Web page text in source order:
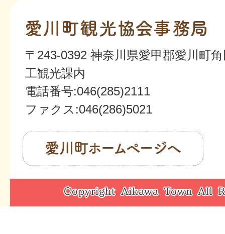
愛
川
町
観
光
協
事
局
〒243-0392 神奈川県愛甲郡愛川町
工観光課内
電話番号:046(285)2111
ファクス:046(286)5021
愛
川
町
Copyright